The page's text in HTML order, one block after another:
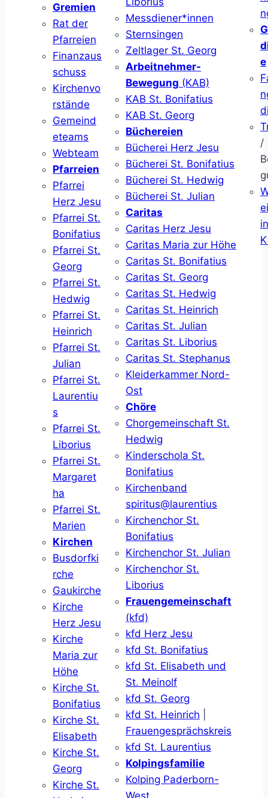
Gremien
Rat der
Pfarreien
Finanzaus
schuss
Kirchenvo
rstände
Gemeind
eteams
Webteam
Pfarreien
Pfarrei
Herz Jesu
Pfarrei St.
Bonifatius
Pfarrei St.
Georg
Pfarrei St.
Hedwig
Pfarrei St.
Heinrich
Pfarrei St.
Julian
Pfarrei St.
Laurentiu
s
Pfarrei St.
Liborius
Pfarrei St.
Margaret
ha
Pfarrei St.
Marien
Kirchen
Busdorfki
rche
Gaukirche
Kirche
Herz Jesu
Kirche
Maria zur
Höhe
Kirche St.
Bonifatius
Kirche St.
Elisabeth
Kirche St.
Georg
Kirche St.
Messdiener*innen
Sternsingen
Zeltlager St. Georg
Arbeitnehmer-
Bewegung (KAB)
KAB St. Bonifatius
KAB St. Georg
Büchereien
Bücherei Herz Jesu
Bücherei St. Bonifatius
Bücherei St. Hedwig
Bücherei St. Julian
Caritas
Caritas Herz Jesu
Caritas Maria zur Höhe
Caritas St. Bonifatius
Caritas St. Georg
Caritas St. Hedwig
Caritas St. Heinrich
Caritas St. Julian
Caritas St. Liborius
Caritas St. Stephanus
Kleiderkammer Nord-
Ost
Chöre
Chorgemeinschaft St.
Hedwig
Kinderschola St.
Bonifatius
Kirchenband
spiritus@laurentius
Kirchenchor St.
Bonifatius
Kirchenchor St. Julian
Kirchenchor St.
Liborius
Frauengemeinschaft
(kfd)
kfd Herz Jesu
kfd St. Bonifatius
kfd St. Elisabeth und
St. Meinolf
kfd St. Georg
kfd St. Heinrich
Frauengesprächskreis
kfd St. Laurentius
Kolpingsfamilie
Kolping Paderborn-
West
e
/